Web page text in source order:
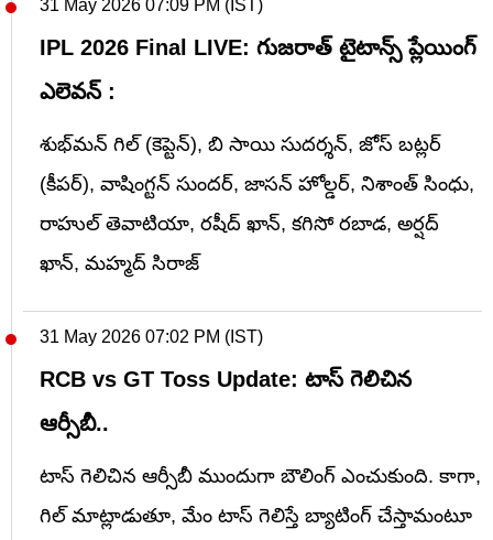
31 May 2026 07:09 PM (IST)
IPL 2026 Final LIVE: గుజరాత్ టైటాన్స్ ప్లేయింగ్
ఎలెవన్ :
శుభ్‌మన్ గిల్ (కెప్టెన్), బి సాయి సుదర్శన్, జోస్ బట్లర్
(కీపర్), వాషింగ్టన్ సుందర్, జాసన్ హోల్డర్, నిశాంత్ సింధు,
రాహుల్ తెవాటియా, రషీద్ ఖాన్, కగిసో రబాడ, అర్షద్
ఖాన్, మహ్మద్ సిరాజ్
31 May 2026 07:02 PM (IST)
RCB vs GT Toss Update: టాస్ గెలిచిన
ఆర్సీబీ..
టాస్ గెలిచిన ఆర్సీబీ ముందుగా బౌలింగ్ ఎంచుకుంది. కాగా,
గిల్ మాట్లాడుతూ, మేం టాస్ గెలిస్తే బ్యాటింగ్ చేస్తామంటూ